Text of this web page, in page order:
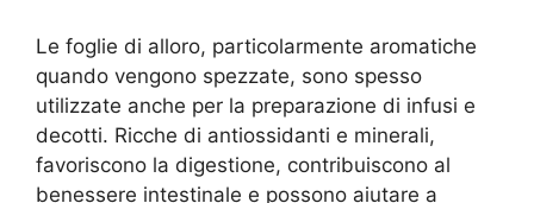
Le foglie di alloro, particolarmente aromatiche
quando vengono spezzate, sono spesso
utilizzate anche per la preparazione di infusi e
decotti. Ricche di antiossidanti e minerali,
favoriscono la digestione, contribuiscono al
benessere intestinale e possono aiutare a